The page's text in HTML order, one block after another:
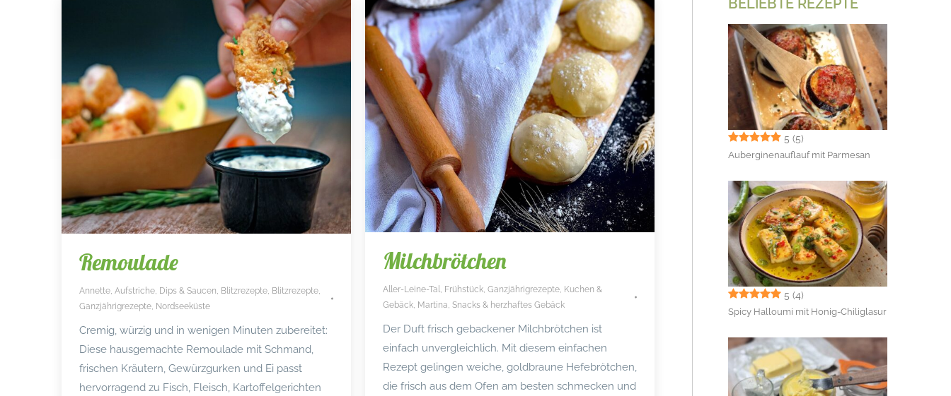
Remoulade
Annette, Aufstriche, Dips & Saucen, Blitzrezepte, Blitzrezepte,
Ganzjährigrezepte, Nordseeküste
Cremig, würzig und in wenigen Minuten zubereitet:
Diese hausgemachte Remoulade mit Schmand,
frischen Kräutern, Gewürzgurken und Ei passt
hervorragend zu Fisch, Fleisch, Kartoffelgerichten
Milchbrötchen
Aller-Leine-Tal, Frühstück, Ganzjährigrezepte, Kuchen &
Gebäck, Martina, Snacks & herzhaftes Gebäck
Der Duft frisch gebackener Milchbrötchen ist
einfach unvergleichlich. Mit diesem einfachen
Rezept gelingen weiche, goldbraune Hefebrötchen,
die frisch aus dem Ofen am besten schmecken und
BELIEBTE REZEPTE
5 (5)
Auberginenauflauf mit Parmesan
5 (4)
Spicy Halloumi mit Honig-Chiliglasur